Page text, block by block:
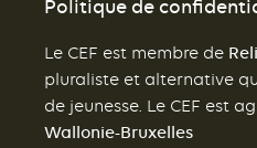
Politique de
Le CEF est membre de
pluraliste et alternative
de jeunesse. Le CEF est
Wallonie-Bruxelles